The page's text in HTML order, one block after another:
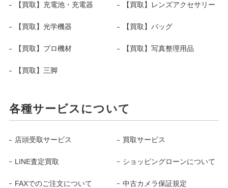
【買取】充電池・充電器 【買取】レンズアクセサリー
【買取】光学機器 【買取】バッグ
【買取】プロ機材 【買取】写真整理用品
【買取】三脚
各種サービスについて
店頭受取サービス 買取サービス
LINE査定買取 ショッピングローンについて
FAXでのご注文について 中古カメラ保証規定